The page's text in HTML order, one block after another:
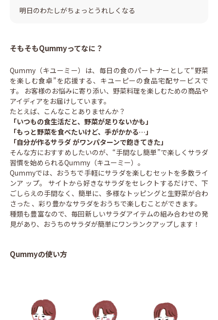
明日のわたしがちょっとうれしくなる
そもそもQummyってなに？
Qummy（キユーミー）は、毎日の食のパートナーとして“野菜
を楽しむ食卓”を応援する、キユーピーの食品宅配サービスで
す。 お客様のお悩みに寄り添い、野菜料理を楽しむための商品や
アイディアをお届けしています。
たとえば、こんなことありませんか？
「いつもの食生活だと、野菜が足りないかも」
「もっと野菜を食べたいけど、手がかかる…」
「自分が作るサラダ がワンパターンで飽きてきた」
そんな方におすすめしたいのが、“手間なし簡単”で楽しくサラダ
習慣を始められるQummy（キユーミー）。
Qummyでは、おうちで手軽にサラダを楽しむセットを多数ライ
ンア ップ。 サイトから好きなサラダをセレクトするだけで、下
ごしらえの手間なく、簡単に、多様なトッピングと生野菜が合わ
さった 、彩り豊かなサラダをおうちで楽しむことができます。
種類も豊富なので、毎回新しいサラダアイテムの組み合わせの発
見があり、おうちのサラダが簡単にワンランクアップします！
Qummyの使い方